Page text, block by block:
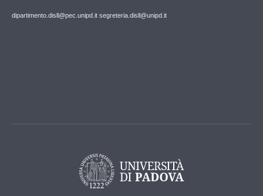
dipartimento.disll@pec.unipd.it segreteria.disll@unipd.it